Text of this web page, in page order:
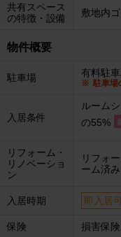
共有スペース
の特徴・設備
敷地内
物件概要
駐車場 有料駐
駐車場
入居条件
ルーム
の55%
リフォーム・
リノベーショ
ン
リフォ
ーム済み
入居時期 即入居
保険 損害保険